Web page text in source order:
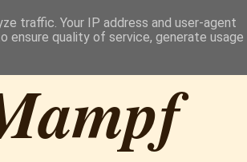
traffic. Your IP address and user-agent
ensure quality of service, generate usage